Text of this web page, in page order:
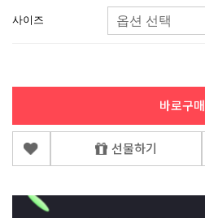
사이즈
바로구매
선물하기